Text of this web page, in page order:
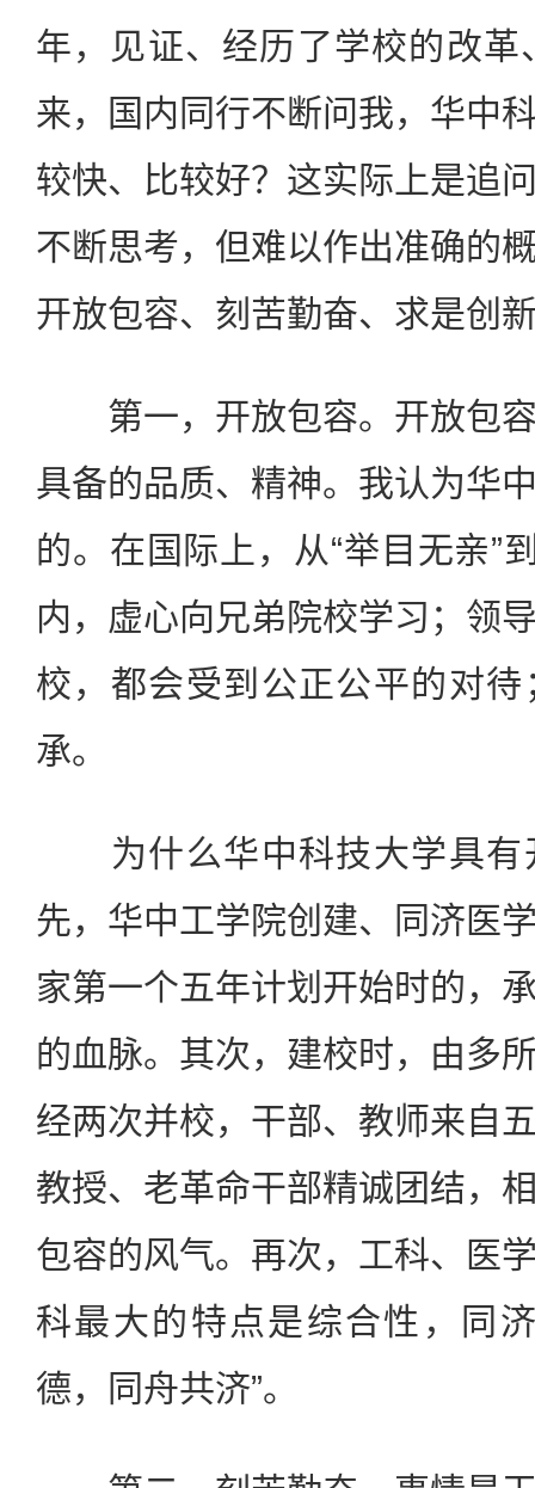
年，见证、经历了学校的改
来，国内同行不断问我，华中
较快、比较好？这实际上是追
不断思考，但难以作出准确的
开放包容、刻苦勤奋、求是创
第一，开放包容。开放包容
具备的品质、精神。我认为华
的。在国际上，从“举目无亲”
内，虚心向兄弟院校学习；领
校，都会受到公正公平的对
承。
为什么华中科技大学具有
先，华中工学院创建、同济医
家第一个五年计划开始时的，
的血脉。其次，建校时，由多
经两次并校，干部、教师来自
教授、老革命干部精诚团结，
包容的风气。再次，工科、医
科最大的特点是综合性，同
德，同舟共济”。